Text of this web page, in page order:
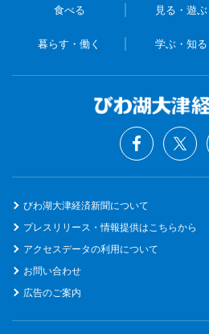
食べる 見る・遊ぶ
暮らす・働く 学ぶ・知る
びわ湖大津経済新聞について
プレスリリース・情報提供はこちらから
アクセスデータの利用について
お問い合わせ
広告のご案内